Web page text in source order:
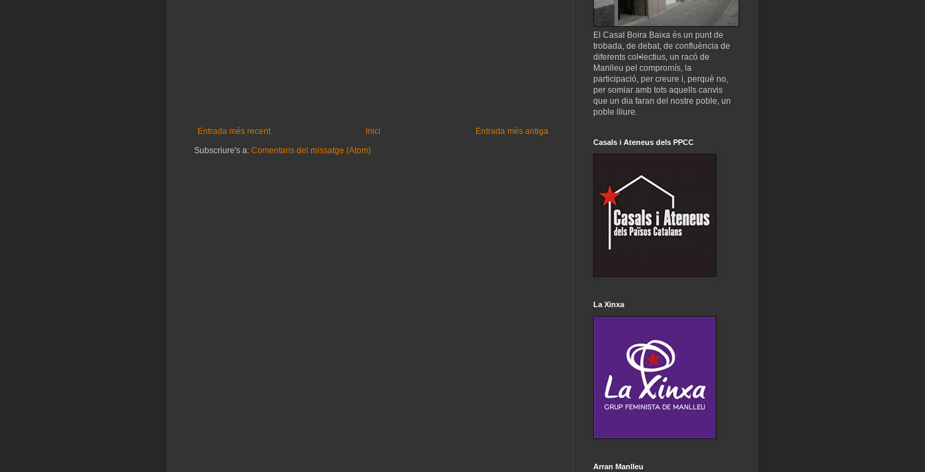
Entrada més recent Entrada més antiga
Inici
Subscriure's a: Comentaris del missatge (Atom)
El Casal Boira Baixa és un punt de
trobada, de debat, de confluència de
diferents col•lectius, un racó de
Manlleu pel compromís, la
participació, per creure i, perquè no,
per somiar amb tots aquells canvis
que un dia faran del nostre poble, un
poble lliure.
Casals i Ateneus dels PPCC
La Xinxa
Arran Manlleu